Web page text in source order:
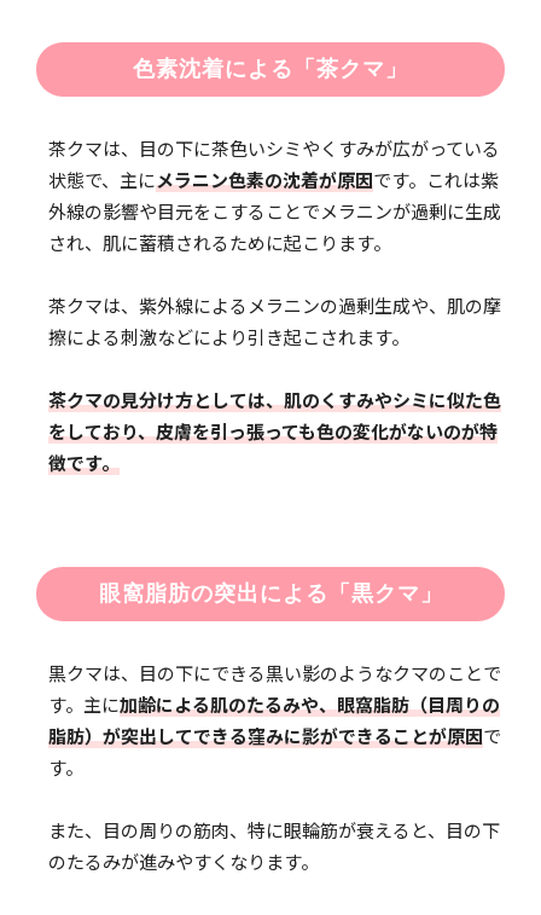
色素沈着による「茶クマ」
茶クマは、目の下に茶色いシミやくすみが広がっている
状態で、主にメラニン色素の沈着が原因です。これは紫
外線の影響や目元をこすることでメラニンが過剰に生成
され、肌に蓄積されるために起こります。
茶クマは、紫外線によるメラニンの過剰生成や、肌の摩
擦による刺激などにより引き起こされます。
茶クマの見分け方としては、肌のくすみやシミに似た色
をしており、皮膚を引っ張っても色の変化がないのが特
徴です。
眼窩脂肪の突出による「黒クマ」
黒クマは、目の下にできる黒い影のようなクマのことで
す。主に加齢による肌のたるみや、眼窩脂肪（目周りの
脂肪）が突出してできる窪みに影ができることが原因で
す。
また、目の周りの筋肉、特に眼輪筋が衰えると、目の下
のたるみが進みやすくなります。